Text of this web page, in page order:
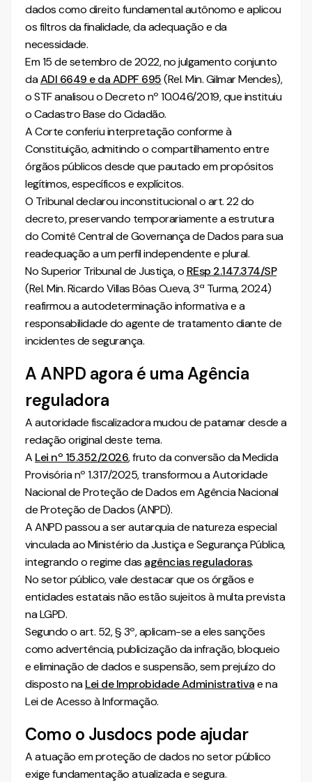
dados como direito fundamental autônomo e aplicou
os filtros da finalidade, da adequação e da
necessidade.
Em 15 de setembro de 2022, no julgamento conjunto
daADI 6649 e da ADPF 695(Rel. Min. Gilmar Mendes),
o STF analisou o Decreto nº 10.046/2019, que instituiu
o Cadastro Base do Cidadão.
A Corte conferiu interpretação conforme à
Constituição, admitindo o compartilhamento entre
órgãos públicos desde que pautado em propósitos
legítimos, específicos e explícitos.
O Tribunal declarou inconstitucional o art. 22 do
decreto, preservando temporariamente a estrutura
do Comitê Central de Governança de Dados para sua
readequação a um perfil independente e plural.
No Superior Tribunal de Justiça, o REsp 2.147.374/SP
(Rel. Min. Ricardo Villas Bôas Cueva, 3ª Turma, 2024)
reafirmou a autodeterminação informativa e a
responsabilidade do agente de tratamento diante de
incidentes de segurança.
A ANPD agora é uma Agência
reguladora
A autoridade fiscalizadora mudou de patamar desde a
redação original deste tema.
A Lei nº 15.352/2026, fruto da conversão da Medida
Provisória nº 1.317/2025, transformou a Autoridade
Nacional de Proteção de Dados em Agência Nacional
de Proteção de Dados (ANPD).
A ANPD passou a ser autarquia de natureza especial
vinculada ao Ministério da Justiça e Segurança Pública,
integrando o regime das agências reguladoras.
No setor público, vale destacar que os órgãos e
entidades estatais não estão sujeitos à multa prevista
na LGPD.
Segundo o art. 52, § 3º, aplicam-se a eles sanções
como advertência, publicização da infração, bloqueio
e eliminação de dados e suspensão, sem prejuízo do
disposto naLei de Improbidade Administrativae na
Lei de Acesso à Informação.
Como o Jusdocs pode ajudar
A atuação em proteção de dados no setor público
exige fundamentação atualizada e segura.